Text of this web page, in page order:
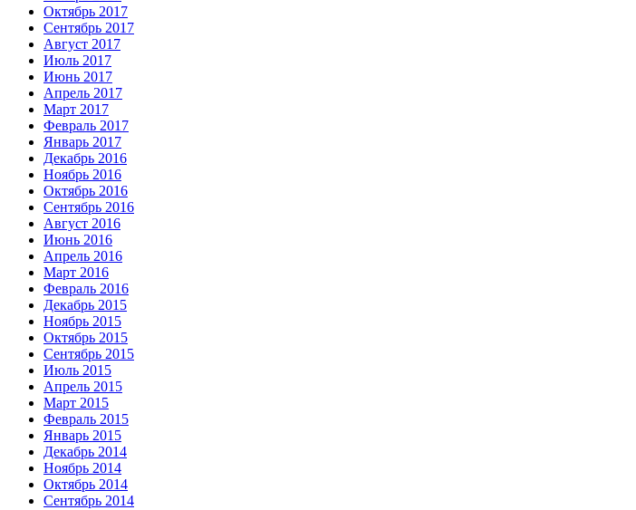
Октябрь 2017
Сентябрь 2017
Август 2017
Июль 2017
Июнь 2017
Апрель 2017
Март 2017
Февраль 2017
Январь 2017
Декабрь 2016
Ноябрь 2016
Октябрь 2016
Сентябрь 2016
Август 2016
Июнь 2016
Апрель 2016
Март 2016
Февраль 2016
Декабрь 2015
Ноябрь 2015
Октябрь 2015
Сентябрь 2015
Июль 2015
Апрель 2015
Март 2015
Февраль 2015
Январь 2015
Декабрь 2014
Ноябрь 2014
Октябрь 2014
Сентябрь 2014